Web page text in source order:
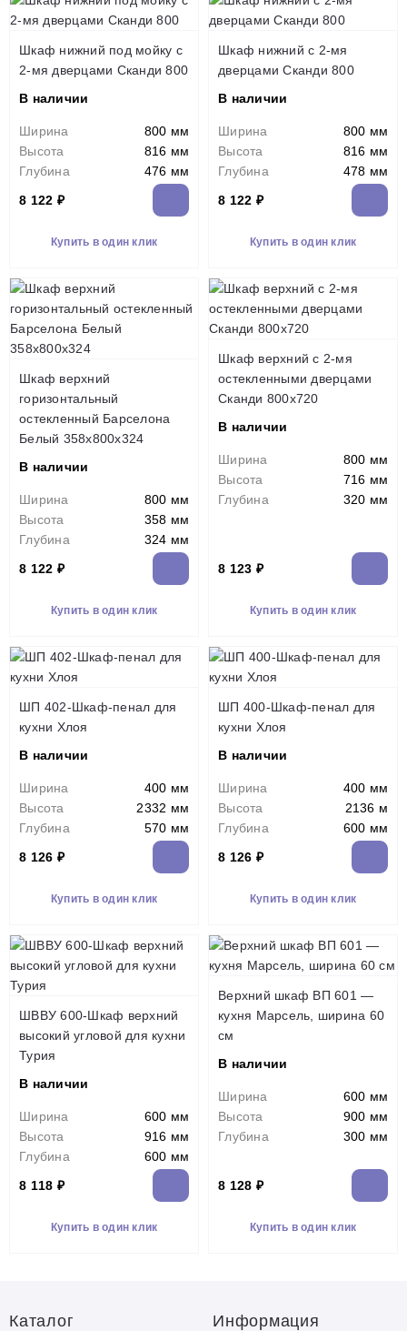
Шкаф нижний под мойку с
2-мя дверцами Сканди 800
В наличии
Ширина
800 мм
Высота
816 мм
Глубина
476 мм
8 122 ₽
Купить в один клик
Шкаф нижний с 2-мя
дверцами Сканди 800
В наличии
Ширина
800 мм
Высота
816 мм
Глубина
478 мм
8 122 ₽
Купить в один клик
Шкаф верхний
горизонтальный
остекленный Барселона
Белый 358х800х324
В наличии
Ширина
800 мм
Высота
358 мм
Глубина
324 мм
8 122 ₽
Купить в один клик
Шкаф верхний с 2-мя
остекленными дверцами
Сканди 800х720
В наличии
Ширина
800 мм
Высота
716 мм
Глубина
320 мм
8 123 ₽
Купить в один клик
ШП 402-Шкаф-пенал для
кухни Хлоя
В наличии
Ширина
400 мм
Высота
2332 мм
Глубина
570 мм
8 126 ₽
Купить в один клик
ШП 400-Шкаф-пенал для
кухни Хлоя
В наличии
Ширина
400 мм
Высота
2136 м
Глубина
600 мм
8 126 ₽
Купить в один клик
ШВВУ 600-Шкаф верхний
высокий угловой для кухни
Турия
В наличии
Ширина
600 мм
Высота
916 мм
Глубина
600 мм
8 118 ₽
Купить в один клик
Верхний шкаф ВП 601 —
кухня Марсель, ширина 60
см
В наличии
Ширина
600 мм
Высота
900 мм
Глубина
300 мм
8 128 ₽
Купить в один клик
Каталог Информация